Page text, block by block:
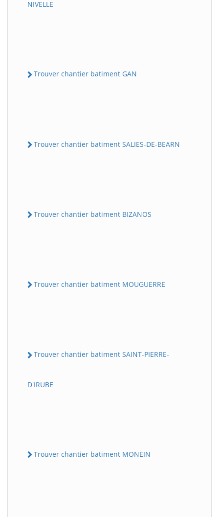
NIVELLE
Trouver chantier batiment GAN
Trouver chantier batiment SALIES-DE-BEARN
Trouver chantier batiment BIZANOS
Trouver chantier batiment MOUGUERRE
Trouver chantier batiment SAINT-PIERRE-
D'IRUBE
Trouver chantier batiment MONEIN